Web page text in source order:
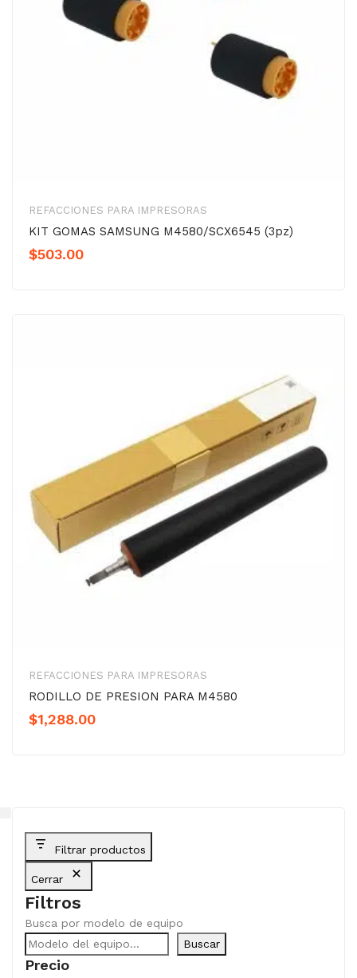
REFACCIONES PARA IMPRESORAS
KIT GOMAS SAMSUNG M4580/SCX6545 (3pz)
$503.00
REFACCIONES PARA IMPRESORAS
RODILLO DE PRESION PARA M4580
$1,288.00
Filtrar productos
Cerrar
Filtros
Busca por modelo de equipo
Buscar
Precio